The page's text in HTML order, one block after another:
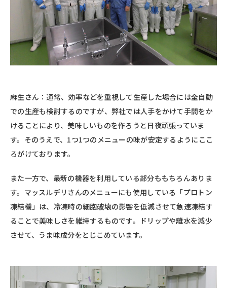
麻生さん：通常、効率などを重視して生産した場合には全自動
での生産も検討するのですが、弊社では人手をかけて手間をか
けることにより、美味しいものを作ろうと日夜頑張っていま
す。そのうえで、1つ1つのメニューの味が安定するようにここ
ろがけております。
また一方で、最新の機器を利用している部分ももちろんありま
す。マッスルデリさんのメニューにも使用している「プロトン
凍結機」は、冷凍時の細胞破壊の影響を低減させて急速凍結す
ることで美味しさを維持するものです。ドリップや離水を減少
させて、うま味成分をとじこめています。